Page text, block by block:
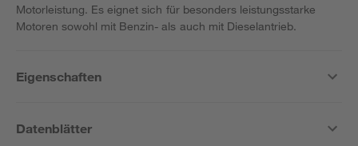
Motorleistung. Es eignet sich für besonders leistungsstarke
Motoren sowohl mit Benzin- als auch mit Dieselantrieb.
Eigenschaften
Datenblätter